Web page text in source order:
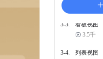
3-3.
看板视图
3.5千
3-4.
列表视图